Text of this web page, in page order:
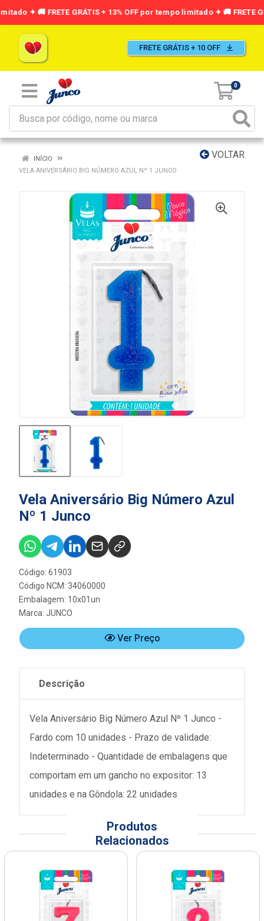
FRETE GRÁTIS + 10 OFF
0
VOLTAR
INÍCIO
VELA ANIVERSÁRIO BIG NÚMERO AZUL Nº 1 JUNCO
Vela Aniversário Big Número Azul
Nº 1 Junco
Código: 61903
Código NCM: 34060000
Embalagem: 10x01un
Marca: JUNCO
Ver Preço
Descrição
Vela Aniversário Big Número Azul Nº 1 Junco -
Fardo com 10 unidades - Prazo de validade:
Indeterminado - Quantidade de embalagens que
comportam em um gancho no expositor: 13
unidades e na Gôndola: 22 unidades
Produtos
Relacionados